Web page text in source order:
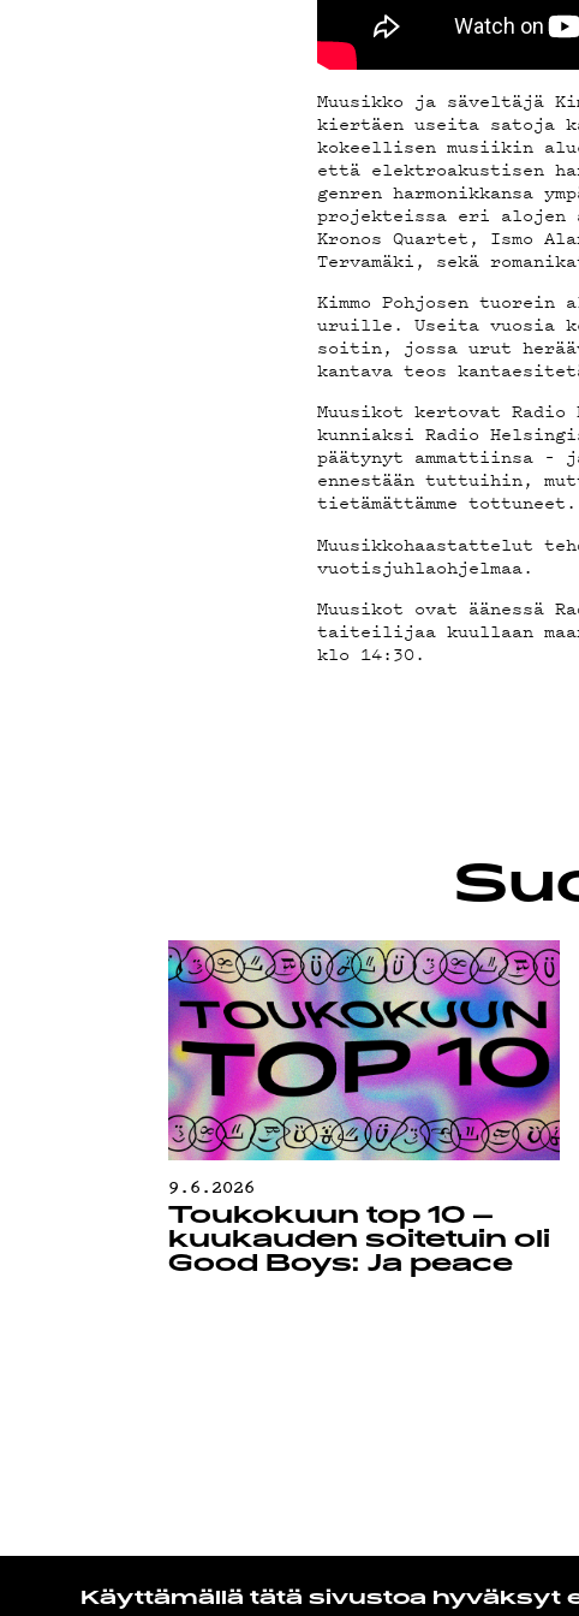
Käyttämällä tätä sivustoa hyväksyt
G
Muusikko ja säveltäjä
kiertäen useita satoja
kokeellisen musiikin
että elektroakustisen
genren harmonikkansa
projekteissa eri alojen
Kronos Quartet, Ismo
Tervamäki, sekä
Kimmo Pohjosen
uruille. Useita vuosia
soitin, jossa urut
kantava teos
Muusikot kertovat Radio
kunniaksi Radio
päätynyt ammattiinsa –
ennestään tuttuihin,
tietämättämme tottuneet.
Muusikkohaastattelut
vuotisjuhlaohjelmaa.
Muusikot ovat äänessä
taiteilijaa kuullaan
klo 14:30.
9.6.2026
Toukokuun top 10 –
kuukauden soitetuin oli
Good Boys: Ja peace